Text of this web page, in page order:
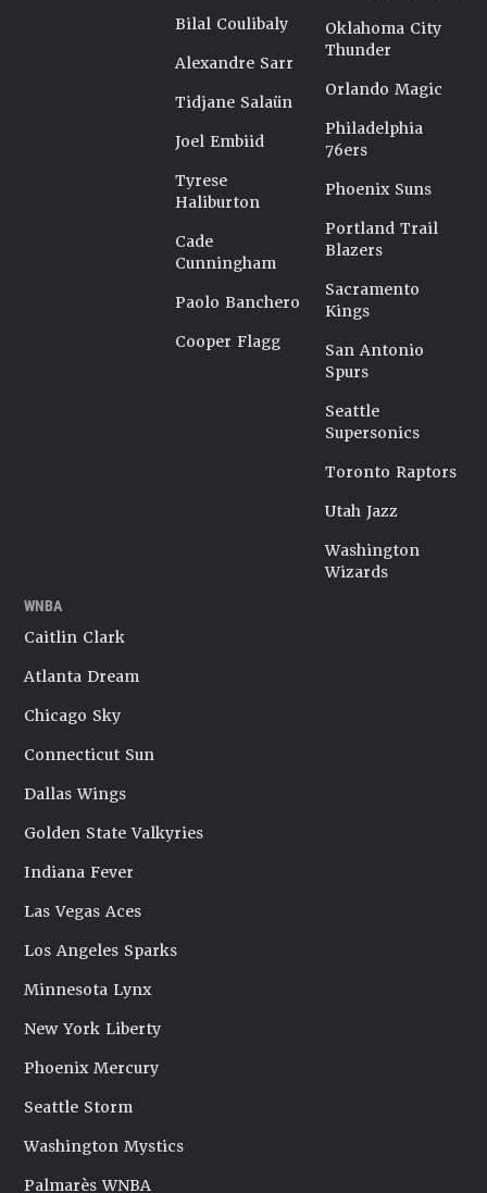
Bilal Coulibaly
Alexandre Sarr
Tidjane Salaün
Joel Embiid
Tyrese
Haliburton
Cade
Cunningham
Paolo Banchero
Cooper Flagg
Oklahoma City
Thunder
Orlando Magic
Philadelphia
76ers
Phoenix Suns
Portland Trail
Blazers
Sacramento
Kings
San Antonio
Spurs
Seattle
Supersonics
Toronto Raptors
Utah Jazz
Washington
Wizards
WNBA
Caitlin Clark
Atlanta Dream
Chicago Sky
Connecticut Sun
Dallas Wings
Golden State Valkyries
Indiana Fever
Las Vegas Aces
Los Angeles Sparks
Minnesota Lynx
New York Liberty
Phoenix Mercury
Seattle Storm
Washington Mystics
Palmarès WNBA